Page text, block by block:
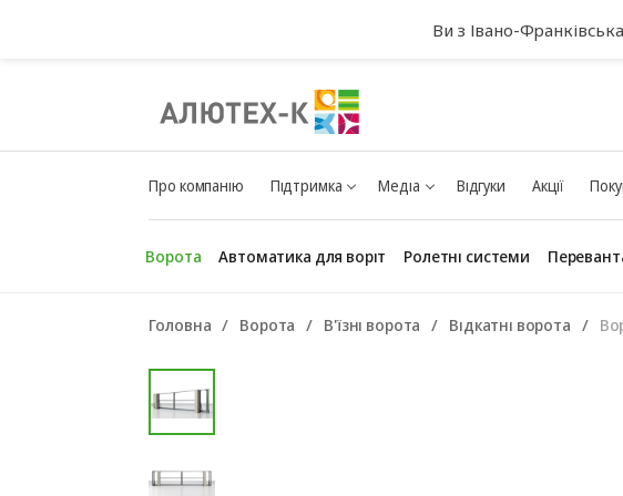
Про компанію Підтримка Медіа Відгуки Акції
Ворота Автоматика для воріт Ролетні системи
Головна Ворота В'їзні ворота Відкатні ворота
Ви з Івано-